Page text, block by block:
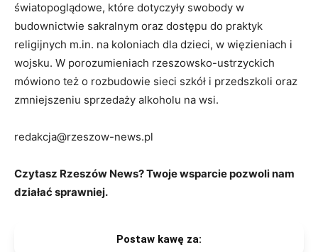
światopoglądowe, które dotyczyły swobody w
budownictwie sakralnym oraz dostępu do praktyk
religijnych m.in. na koloniach dla dzieci, w więzieniach i
wojsku. W porozumieniach rzeszowsko-ustrzyckich
mówiono też o rozbudowie sieci szkół i przedszkoli oraz
zmniejszeniu sprzedaży alkoholu na wsi.
redakcja@rzeszow-news.pl
Czytasz Rzeszów News? Twoje wsparcie pozwoli nam
działać sprawniej.
Postaw kawę za: